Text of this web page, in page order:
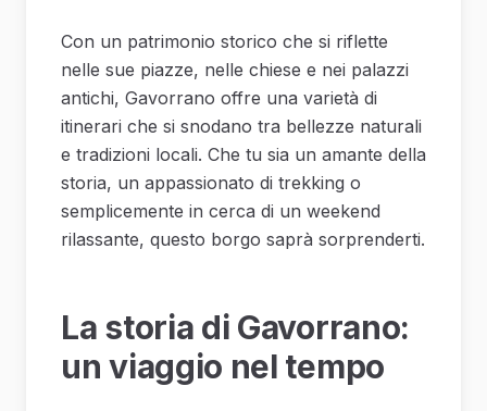
Con un patrimonio storico che si riflette
nelle sue piazze, nelle chiese e nei palazzi
antichi, Gavorrano offre una varietà di
itinerari che si snodano tra bellezze naturali
e tradizioni locali. Che tu sia un amante della
storia, un appassionato di trekking o
semplicemente in cerca di un weekend
rilassante, questo borgo saprà sorprenderti.
La storia di Gavorrano:
un viaggio nel tempo